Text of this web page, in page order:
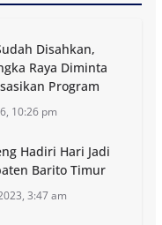
Disahkan,
Raya Diminta
Program
10:26 pm
Hadiri Hari Jadi
Barito Timur
3:47 am